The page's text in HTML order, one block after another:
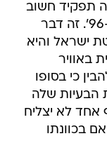
תפקיד חשוב
בשחרור האדמות  ב-78', 82', 93' ו-96'. זה דבר
ישראל והיא
באוויר
כי בסופו
הבעיות שלה
אחד לא יצליח
בכוונתו